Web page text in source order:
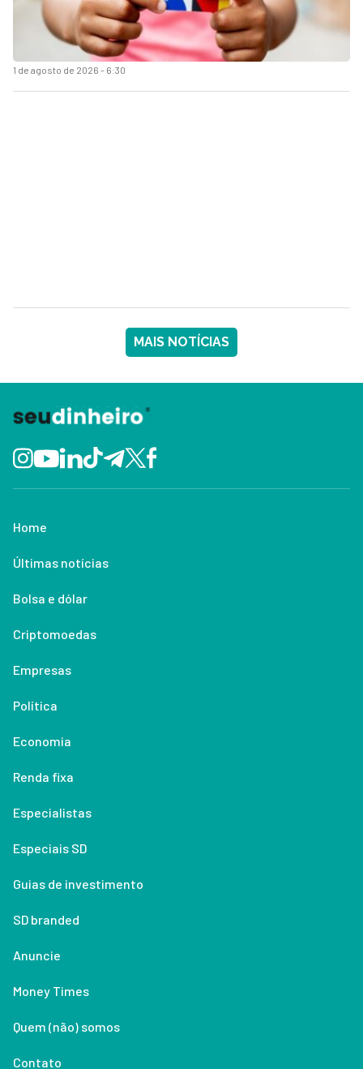
1 de agosto de 2026 - 6:30
MAIS NOTÍCIAS
Home
Últimas notícias
Bolsa e dólar
Criptomoedas
Empresas
Política
Economia
Renda fixa
Especialistas
Especiais SD
Guias de investimento
SD branded
Anuncie
Money Times
Quem (não) somos
Contato